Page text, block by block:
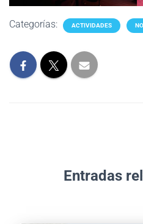
Categorías: ACTIVIDADES
Entradas